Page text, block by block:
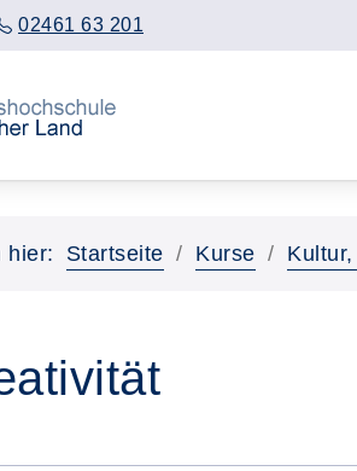
02461 63 201
hier: Startseite Kurse